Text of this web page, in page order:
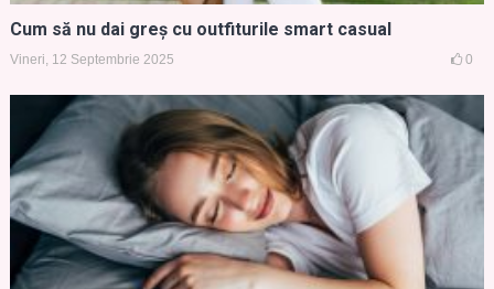
Cum să nu dai greș cu outfiturile smart casual
Vineri, 12 Septembrie 2025 0